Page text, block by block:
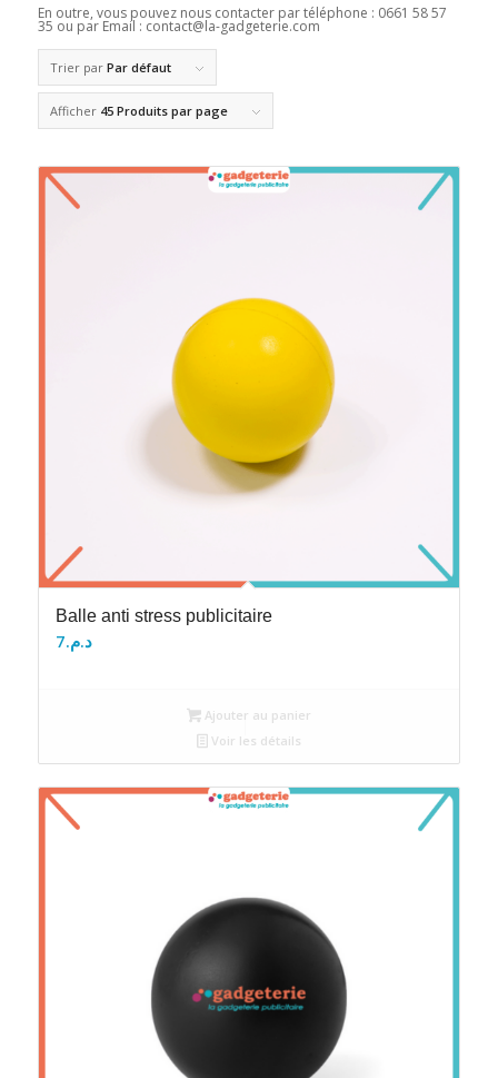
En outre, vous pouvez nous contacter par téléphone : 0661 58 57
35 ou par Email : contact@la-gadgeterie.com
Trier par Par défaut
Afficher 45 Produits par page
Balle anti stress publicitaire
د.م.7
Ajouter au panier
Voir les détails